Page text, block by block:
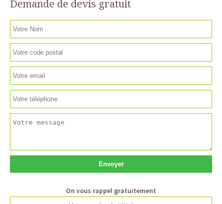
Demande de devis gratuit
On vous rappel gratuitement